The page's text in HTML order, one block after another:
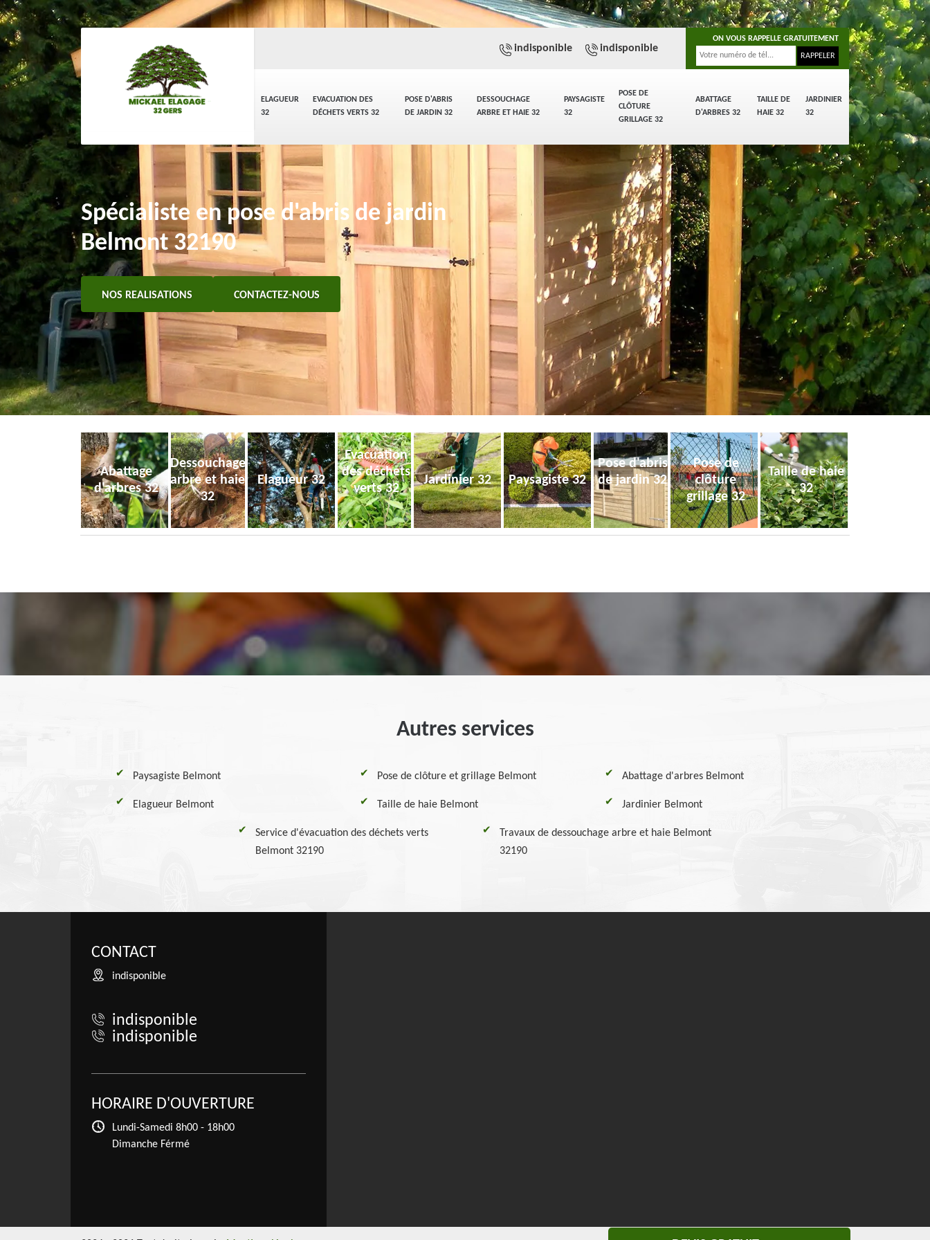
ELAGUEUR
32
EVACUATION DES
DÉCHETS VERTS 32
POSE D'ABRIS
DE JARDIN 32
DESSOUCHAGE
ARBRE ET HAIE 32
PAYSAGISTE
32
POSE DE
CLÔTURE
GRILLAGE 32
ABATTAGE
D'ARBRES 32
TAILLE DE
HAIE 32
JARDINIER
32
indisponible indisponible
ON VOUS RAPPELLE GRATUITEMENT
Spécialiste en pose d'abris de jardin
Belmont 32190
NOS REALISATIONS CONTACTEZ-NOUS
Abattage
d'arbres 32
Dessouchage
arbre et haie
32
Elagueur 32
Evacuation
des déchets
verts 32
Jardinier 32 Paysagiste 32
Pose d'abris
de jardin 32
Pose de
clôture
grillage 32
Taille de haie
32
Autres services
Paysagiste Belmont Pose de clôture et grillage Belmont Abattage d'arbres Belmont
Elagueur Belmont Taille de haie Belmont Jardinier Belmont
Service d'évacuation des déchets verts
Belmont 32190
Travaux de dessouchage arbre et haie Belmont
32190
CONTACT
indisponible
indisponible
indisponible
HORAIRE D'OUVERTURE
Lundi-Samedi 8h00 - 18h00
Dimanche Férmé